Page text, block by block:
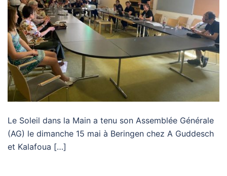
Le Soleil dans la Main a tenu son Assemblée Générale
(AG) le dimanche 15 mai à Beringen chez A Guddesch
et Kalafoua […]